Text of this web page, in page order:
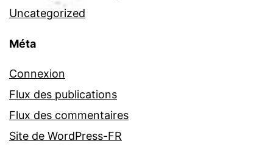
Uncategorized
Méta
Connexion
Flux des publications
Flux des commentaires
Site de WordPress-FR